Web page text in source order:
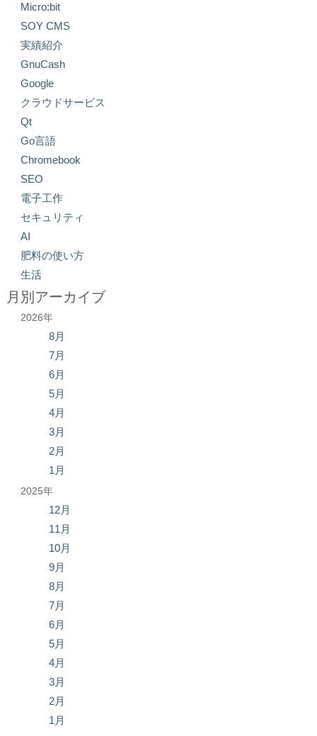
Micro:bit
SOY CMS
実績紹介
GnuCash
Google
クラウドサービス
Qt
Go言語
Chromebook
SEO
電子工作
セキュリティ
AI
肥料の使い方
生活
月別アーカイブ
2026年
8月
7月
6月
5月
4月
3月
2月
1月
2025年
12月
11月
10月
9月
8月
7月
6月
5月
4月
3月
2月
1月